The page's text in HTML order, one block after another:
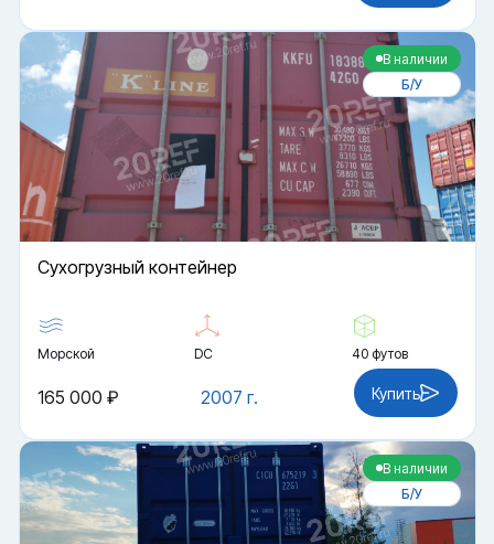
В наличии
Б/У
Cухогрузный контейнер
Морской DC 40 футов
2007 г.
165 000 ₽ Купить
В наличии
Б/У